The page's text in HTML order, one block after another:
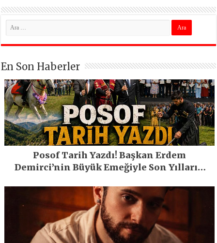
En Son Haberler
Posof Tarih Yazdı! Başkan Erdem
Demirci’nin Büyük Emeğiyle Son Yılların